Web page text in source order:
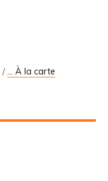
/... À la carte